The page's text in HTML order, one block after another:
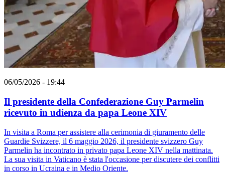
06/05/2026 - 19:44
Il presidente della Confederazione Guy Parmelin
ricevuto in udienza da papa Leone XIV
In visita a Roma per assistere alla cerimonia di giuramento delle
Guardie Svizzere, il 6 maggio 2026, il presidente svizzero Guy
Parmelin ha incontrato in privato papa Leone XIV nella mattinata.
La sua visita in Vaticano è stata l'occasione per discutere dei conflitti
in corso in Ucraina e in Medio Oriente.